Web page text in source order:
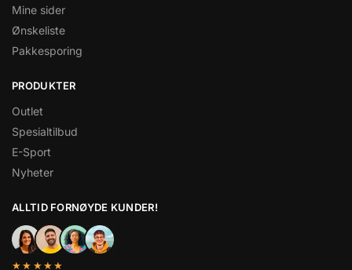
Mine sider
Ønskeliste
Pakkesporing
PRODUKTER
Outlet
Spesialtilbud
E-Sport
Nyheter
ALLTID FORNØYDE KUNDER!
★★★★★